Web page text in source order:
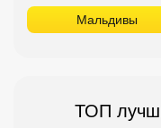
Мальдивы
ТОП